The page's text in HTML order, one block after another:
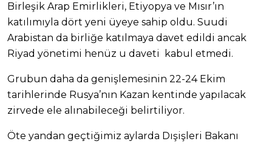
Birleşik Arap Emirlikleri, Etiyopya ve Mısır’ın
katılımıyla dört yeni üyeye sahip oldu. Suudi
Arabistan da birliğe katılmaya davet edildi ancak
Riyad yönetimi henüz u daveti kabul etmedi.
Grubun daha da genişlemesinin 22-24 Ekim
tarihlerinde Rusya’nın Kazan kentinde yapılacak
zirvede ele alınabileceği belirtiliyor.
Öte yandan geçtiğimiz aylarda Dışişleri Bakanı